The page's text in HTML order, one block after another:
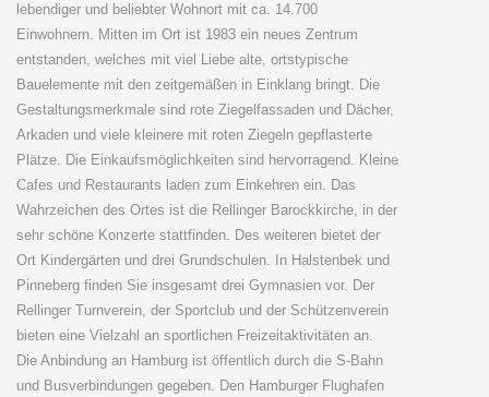
lebendiger und beliebter Wohnort mit ca. 14.700
Einwohnern. Mitten im Ort ist 1983 ein neues Zentrum
entstanden, welches mit viel Liebe alte, ortstypische
Bauelemente mit den zeitgemäßen in Einklang bringt. Die
Gestaltungsmerkmale sind rote Ziegelfassaden und Dächer,
Arkaden und viele kleinere mit roten Ziegeln gepflasterte
Plätze. Die Einkaufsmöglichkeiten sind hervorragend. Kleine
Cafes und Restaurants laden zum Einkehren ein. Das
Wahrzeichen des Ortes ist die Rellinger Barockkirche, in der
sehr schöne Konzerte stattfinden. Des weiteren bietet der
Ort Kindergärten und drei Grundschulen. In Halstenbek und
Pinneberg finden Sie insgesamt drei Gymnasien vor. Der
Rellinger Turnverein, der Sportclub und der Schützenverein
bieten eine Vielzahl an sportlichen Freizeitaktivitäten an.
Die Anbindung an Hamburg ist öffentlich durch die S-Bahn
und Busverbindungen gegeben. Den Hamburger Flughafen